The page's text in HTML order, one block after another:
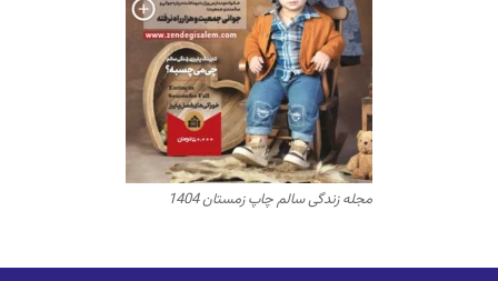
مجله زندگی سالم چاپ زمستان 1404